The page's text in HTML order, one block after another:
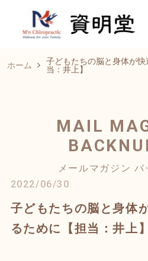
ホーム
子どもたちの脳と身体が
当：井上】
MAIL
メールマガジン バ
2022/06/30
子どもたちの脳と身体
るために【担当：井上】